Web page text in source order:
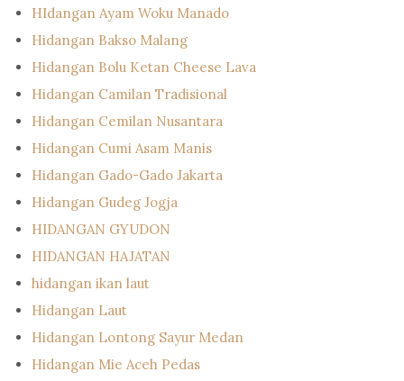
HIdangan Ayam Woku Manado
Hidangan Bakso Malang
Hidangan Bolu Ketan Cheese Lava
Hidangan Camilan Tradisional
Hidangan Cemilan Nusantara
Hidangan Cumi Asam Manis
Hidangan Gado-Gado Jakarta
Hidangan Gudeg Jogja
HIDANGAN GYUDON
HIDANGAN HAJATAN
hidangan ikan laut
Hidangan Laut
Hidangan Lontong Sayur Medan
Hidangan Mie Aceh Pedas